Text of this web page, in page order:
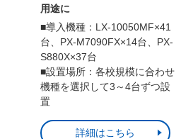
用途に
■導入機種：LX-10050MF×41
台、PX-M7090FX×14台、PX-
S880X×37台
■設置場所：各校規模に合わせ
機種を選択して3～4台ずつ設
置
詳細はこちら